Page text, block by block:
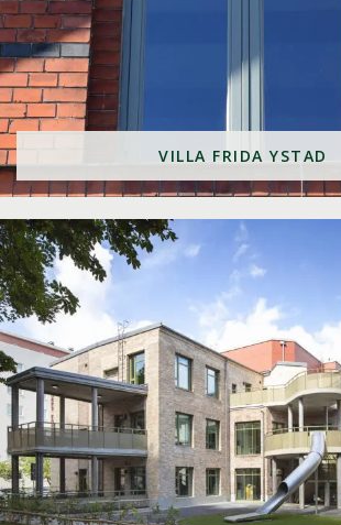
VILLA FRIDA YSTAD